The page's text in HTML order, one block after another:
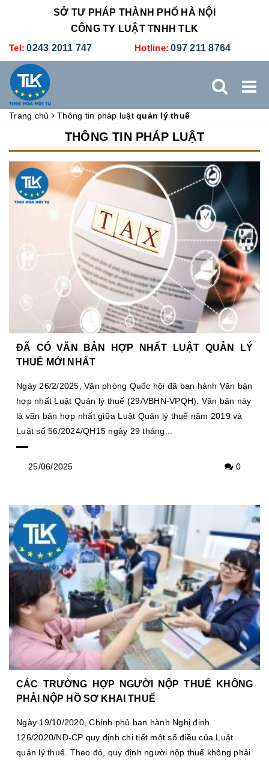
SỞ TƯ PHÁP THÀNH PHỐ HÀ NỘI
CÔNG TY LUẬT TNHH TLK
Tel: 0243 2011 747 Hotline: 097 211 8764
DỊCH VỤ KẾ TOÁN - THUẾ XÚC TIẾN THƯƠNG MẠI
BẢNG GIÁ ĐÀO TẠO TUYỂN DỤNG
Trang chủ Thông tin pháp luật quản lý thuế
THÔNG TIN PHÁP LUẬT
ĐÃ CÓ VĂN BẢN HỢP NHẤT LUẬT QUẢN LÝ
THUẾ MỚI NHẤT
Ngày 26/2/2025, Văn phòng Quốc hội đã ban hành Văn bản
hợp nhất Luật Quản lý thuế (29/VBHN-VPQH). Văn bản này
là văn bản hợp nhất giữa Luật Quản lý thuế năm 2019 và
Luật số 56/2024/QH15 ngày 29 tháng...
25/06/2025 0
CÁC TRƯỜNG HỢP NGƯỜI NỘP THUẾ KHÔNG
PHẢI NỘP HỒ SƠ KHAI THUẾ
Ngày 19/10/2020, Chính phủ ban hành Nghị định
126/2020/NĐ-CP quy định chi tiết một số điều của Luật
quản lý thuế. Theo đó, quy định người nộp thuế không phải